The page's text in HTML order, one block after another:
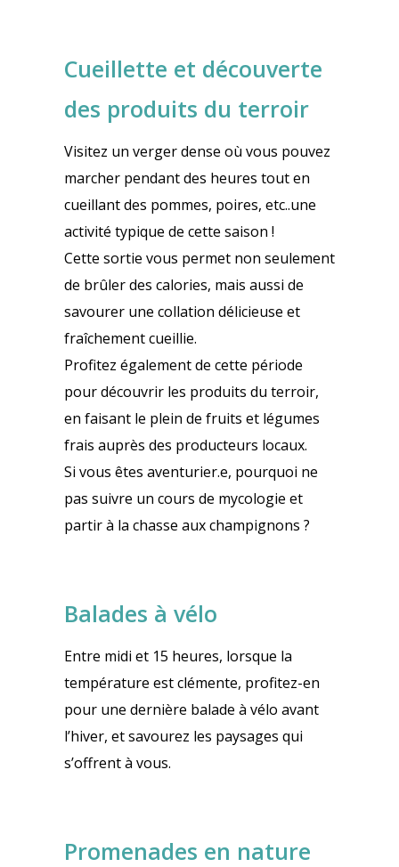
Cueillette et découverte
des produits du terroir
Visitez un verger dense où vous pouvez
marcher pendant des heures tout en
cueillant des pommes, poires, etc..une
activité typique de cette saison !
Cette sortie vous permet non seulement
de brûler des calories, mais aussi de
savourer une collation délicieuse et
fraîchement cueillie.
Profitez également de cette période
pour découvrir les produits du terroir,
en faisant le plein de fruits et légumes
frais auprès des producteurs locaux.
Si vous êtes aventurier.e, pourquoi ne
pas suivre un cours de mycologie et
partir à la chasse aux champignons ?
Balades à vélo
Entre midi et 15 heures, lorsque la
température est clémente, profitez-en
pour une dernière balade à vélo avant
l’hiver, et savourez les paysages qui
s’offrent à vous.
Promenades en nature